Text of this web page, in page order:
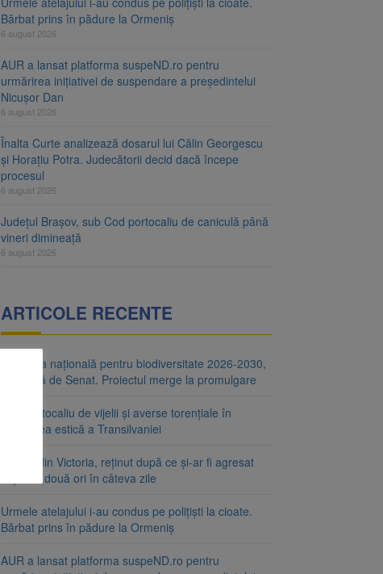
Bărbat prins în pădure la Ormeniș
6 august 2026
AUR a lansat platforma suspeND.ro pentru
urmărirea inițiativei de suspendare a președintelui
Nicușor Dan
6 august 2026
Înalta Curte analizează dosarul lui Călin Georgescu
și Horațiu Potra. Judecătorii decid dacă începe
procesul
6 august 2026
Județul Brașov, sub Cod portocaliu de caniculă până
vineri dimineață
6 august 2026
ARTICOLE RECENTE
Strategia națională pentru biodiversitate 2026-2030,
adoptată de Senat. Proiectul merge la promulgare
Cod portocaliu de vijelii și averse torențiale în
jumătatea estică a Transilvaniei
Bărbat din Victoria, reținut după ce și-ar fi agresat
soția de două ori în câteva zile
Urmele atelajului i-au condus pe polițiști la cioate.
Bărbat prins în pădure la Ormeniș
AUR a lansat platforma suspeND.ro pentru